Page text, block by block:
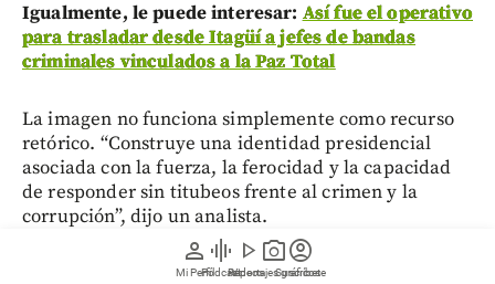
person
Mi Perfil
graphic_eq
Pódcast
play_arrow
Videos
photo_camera
Reportajes gráficos
account_circle
Suscríbete
Igualmente, le puede interesar: Así fue el operativo
para trasladar desde Itagüí a jefes de bandas
criminales vinculados a la Paz Total
La imagen no funciona simplemente como recurso
retórico. “Construye una identidad presidencial
asociada con la fuerza, la ferocidad y la capacidad
de responder sin titubeos frente al crimen y la
corrupción”, dijo un analista.
A esa imagen de fuerza se suma una operación de